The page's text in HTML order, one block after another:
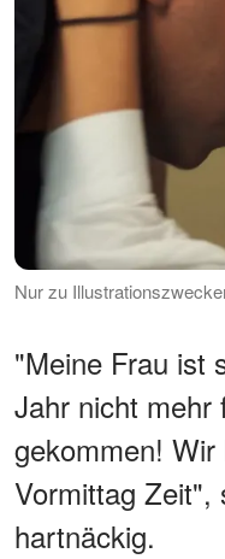
Nur zu
"Meine Frau ist
Jahr nicht mehr
gekommen!
Vormittag Zeit",
hartnäckig.